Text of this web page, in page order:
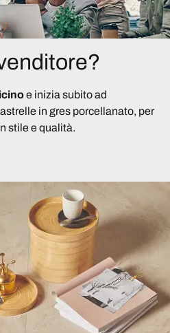
e inizia subito ad
in gres porcellanato, per
stile e qualità.